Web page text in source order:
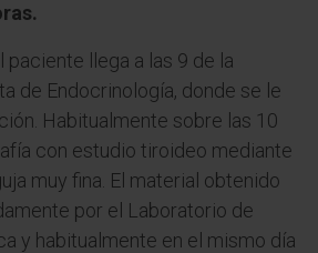
paciente llega a las 9 de la
de Endocrinología, donde se le
Habitualmente sobre las 10
con estudio tiroideo mediante
muy fina. El material obtenido
por el Laboratorio de
y habitualmente en el mismo día